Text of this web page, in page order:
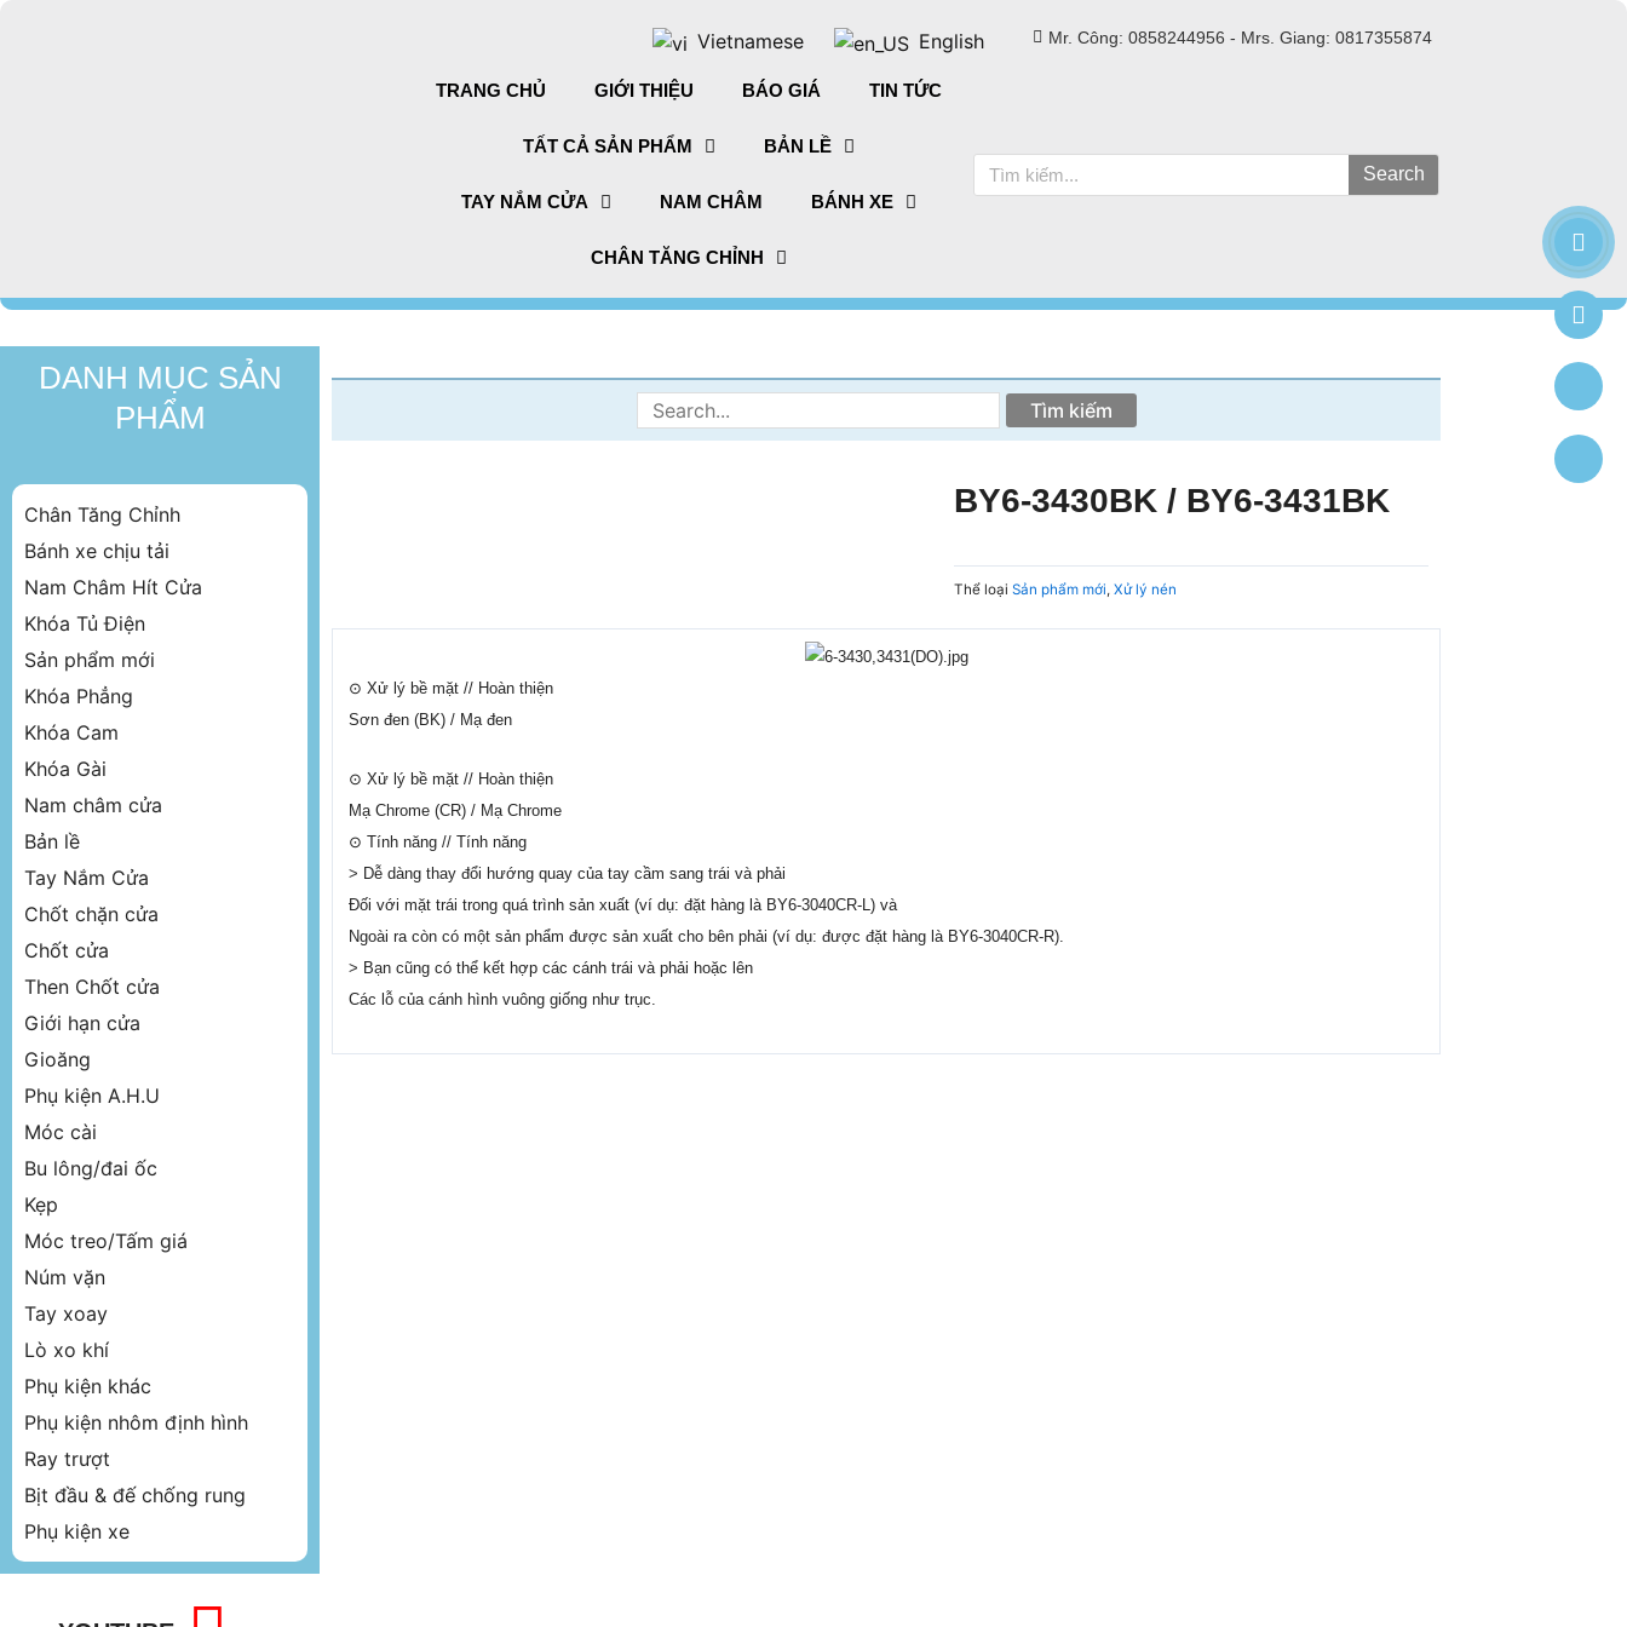
Vietnamese English Mr. Công: 0858244956 - Mrs. Giang: 0817355874
TRANG CHỦ GIỚI THIỆU BÁO GIÁ TIN TỨC
TẤT CẢ SẢN PHẨM BẢN LỀ
TAY NẮM CỬA NAM CHÂM BÁNH XE
CHÂN TĂNG CHỈNH
Tìm
kiếm
Search
DANH MỤC SẢN
PHẨM
Chân Tăng Chỉnh
Bánh xe chịu tải
Nam Châm Hít Cửa
Khóa Tủ Điện
Sản phẩm mới
Khóa Phẳng
Khóa Cam
Khóa Gài
Nam châm cửa
Bản lề
Tay Nắm Cửa
Chốt chặn cửa
Chốt cửa
Then Chốt cửa
Giới hạn cửa
Gioăng
Phụ kiện A.H.U
Móc cài
Bu lông/đai ốc
Kẹp
Móc treo/Tấm giá
Núm vặn
Tay xoay
Lò xo khí
Phụ kiện khác
Phụ kiện nhôm định hình
Ray trượt
Bịt đầu & đế chống rung
Phụ kiện xe
Tìm
kiếm:
BY6-3430BK / BY6-3431BK
Thể loại Sản phẩm mới, Xử lý nén
⊙ Xử lý bề mặt // Hoàn thiện
Sơn đen (BK) / Mạ đen
⊙ Xử lý bề mặt // Hoàn thiện
Mạ Chrome (CR) / Mạ Chrome
⊙ Tính năng // Tính năng
> Dễ dàng thay đổi hướng quay của tay cầm sang trái và phải
Đối với mặt trái trong quá trình sản xuất (ví dụ: đặt hàng là BY6-3040CR-L) và
Ngoài ra còn có một sản phẩm được sản xuất cho bên phải (ví dụ: được đặt hàng là BY6-3040CR-R).
> Bạn cũng có thể kết hợp các cánh trái và phải hoặc lên
Các lỗ của cánh hình vuông giống như trục.